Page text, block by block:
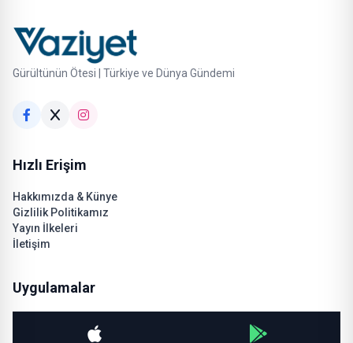
Gürültünün Ötesi | Türkiye ve Dünya Gündemi
Hızlı Erişim
Hakkımızda & Künye
Gizlilik Politikamız
Yayın İlkeleri
İletişim
Uygulamalar